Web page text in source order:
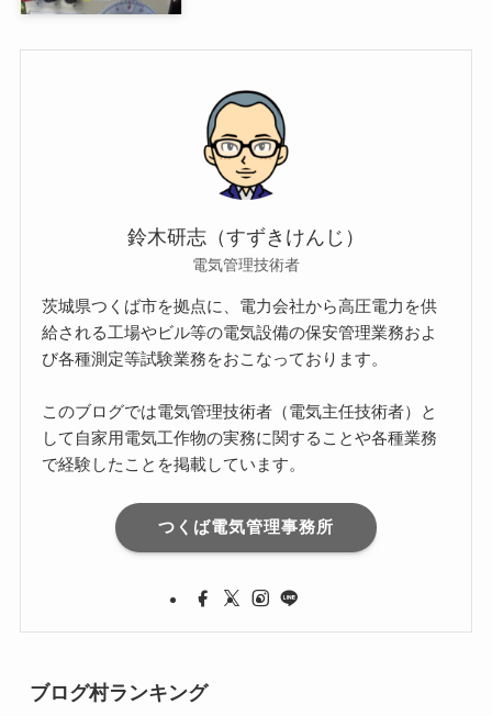
鈴木研志（すずきけんじ）
電気管理技術者
茨城県つくば市を拠点に、電力会社から高圧電力を供
給される工場やビル等の電気設備の保安管理業務およ
び各種測定等試験業務をおこなっております。
このブログでは電気管理技術者（電気主任技術者）と
して自家用電気工作物の実務に関することや各種業務
で経験したことを掲載しています。
つくば電気管理事務所
ブログ村ランキング